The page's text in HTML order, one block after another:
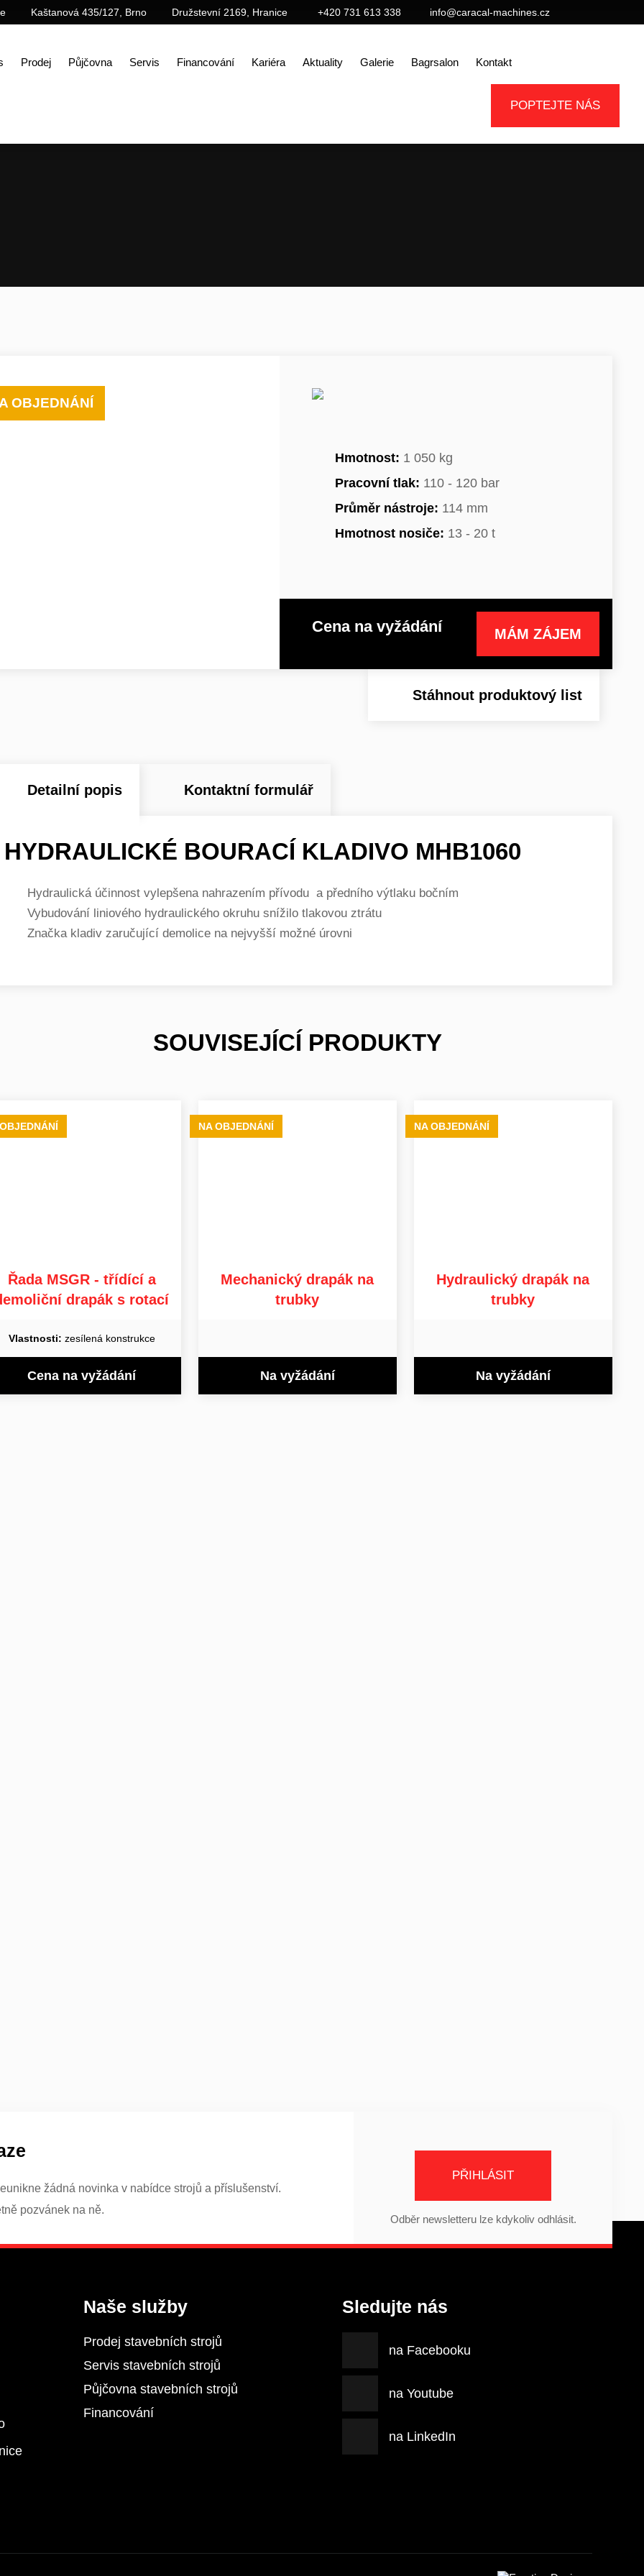
+420 731 613 338 info@caracal-machines.cz
Kaštanová 435/127, Brno Družstevní 2169, Hranice
Prodej Půjčovna Servis Financování Kariéra Aktuality Galerie Bagrsalon Kontakt
POPTEJTE NÁS
OBJEDNÁNÍ
Hmotnost: 1 050 kg
Pracovní tlak: 110 - 120 bar
Průměr nástroje: 114 mm
Hmotnost nosiče: 13 - 20 t
Cena na vyžádání MÁM ZÁJEM
Stáhnout produktový list
Detailní popis Kontaktní formulář
HYDRAULICKÉ BOURACÍ KLADIVO MHB1060
Hydraulická účinnost vylepšena nahrazením přívodu a předního výtlaku bočním
Vybudování liniového hydraulického okruhu snížilo tlakovou ztrátu
Značka kladiv zaručující demolice na nejvyšší možné úrovni
SOUVISEJÍCÍ PRODUKTY
Řada MSGR - třídící a
drapák s rotací
Vlastnosti: zesílená konstrukce
Cena na vyžádání
NA OBJEDNÁNÍ
Mechanický drapák na
trubky
Na vyžádání
NA OBJEDNÁNÍ
Hydraulický drapák na
trubky
Na vyžádání
žádná novinka v nabídce strojů a příslušenství.
pozvánek na ně.
PŘIHLÁSIT
Odběr newsletteru lze kdykoliv odhlásit.
Naše služby
Prodej stavebních strojů
Servis stavebních strojů
Půjčovna stavebních strojů
Financování
Sledujte nás
na Facebooku
na Youtube
na LinkedIn